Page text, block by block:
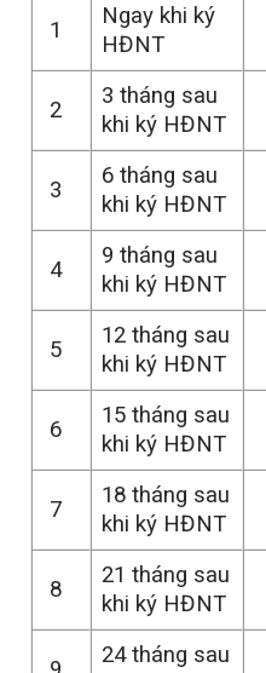
1
Ngay khi ký
HĐNT
2
3 tháng sau
khi ký HĐNT
3
6 tháng sau
khi ký HĐNT
4
9 tháng sau
khi ký HĐNT
5
12 tháng sau
khi ký HĐNT
6
15 tháng sau
khi ký HĐNT
7
18 tháng sau
khi ký HĐNT
8
21 tháng sau
khi ký HĐNT
24 tháng sau